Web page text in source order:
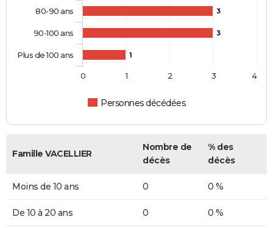
3
3
1
Personnes décédées
80-90 ans
90-100 ans
Plus de 100 ans
0 1 2 3 4
Famille VACELLIER
Nombre de
décès
% des
décès
Moins de 10 ans 0 0 %
De 10 à 20 ans 0 0 %